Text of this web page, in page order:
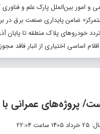
و امور بین‌الملل پارک علم و
ضامن پایداری صنعت برق در
خودروهای پلاک منطقه تا پایان آذر
پروژه‌های عمرانی
22:04